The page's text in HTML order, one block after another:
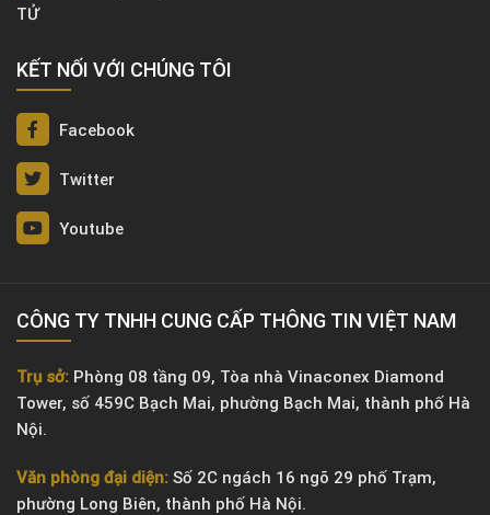
TỬ
KẾT NỐI VỚI CHÚNG TÔI
Facebook
Twitter
Youtube
CÔNG TY TNHH CUNG CẤP THÔNG TIN VIỆT NAM
Trụ sở: Phòng 08 tầng 09, Tòa nhà Vinaconex Diamond
Tower, số 459C Bạch Mai, phường Bạch Mai, thành phố Hà
Nội.
Văn phòng đại diện: Số 2C ngách 16 ngõ 29 phố Trạm,
phường Long Biên, thành phố Hà Nội.